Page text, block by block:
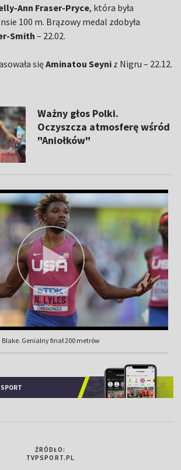
Ann Fraser-Pryce, która była
100 m. Brązowy medal zdobyła
Smith – 22.02.
sięAminatou Seyni z Nigru – 22.12.
Ważny głos Polki.
Oczyszcza atmosferę wśród
"Aniołków"
Blake. Genialny finał 200 metrów
ŹRÓDŁO:
TVPSPORT.PL